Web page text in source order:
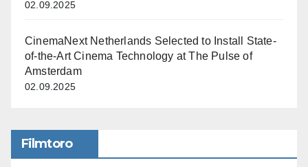
02.09.2025
CinemaNext Netherlands Selected to Install State-
of-the-Art Cinema Technology at The Pulse of
Amsterdam
02.09.2025
Filmtoro